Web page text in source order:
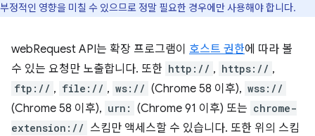
부정적인 영향을 미칠 수 있으므로 정말 필요한 경우에만 사용해야 합니다.
webRequest API는 확장 프로그램이 호스트 권한에 따라 볼
수 있는 요청만 노출합니다. 또한 http:// , https:// ,
ftp:// , file:// , ws:// (Chrome 58 이후), wss://
(Chrome 58 이후), urn: (Chrome 91 이후) 또는 chrome-
extension:// 스킴만 액세스할 수 있습니다. 또한 위의 스킴